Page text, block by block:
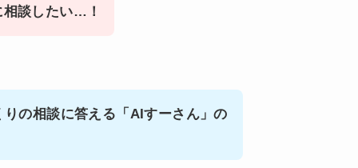
談したい…！
りの相談に答える「AIすーさん」の